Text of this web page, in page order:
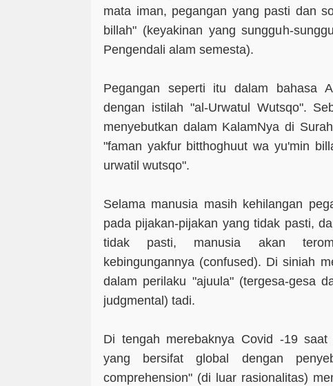
mata iman, pegangan yang pasti dan
billah" (keyakinan yang sungguh-
Pengendali alam semesta).
Pegangan seperti itu dalam bahasa
dengan istilah "al-Urwatul Wutsqo".
menyebutkan dalam KalamNya di
"faman yakfur bitthoghuut wa yu'min
urwatil wutsqo".
Selama manusia masih kehilangan
pada pijakan-pijakan yang tidak pasti,
tidak pasti, manusia akan
kebingungannya (confused). Di siniah
dalam perilaku "ajuula" (tergesa-gesa
judgmental) tadi.
Di tengah merebaknya Covid -19
yang bersifat global dengan
comprehension" (di luar rasionalitas)